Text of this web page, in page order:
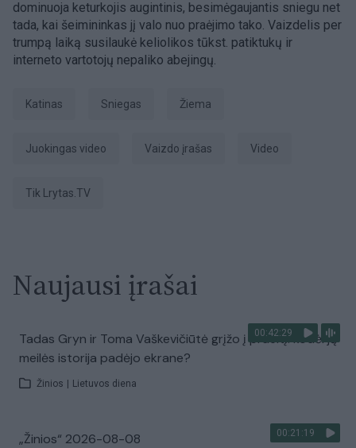
dominuoja keturkojis augintinis, besimėgaujantis sniegu net
tada, kai šeimininkas jį valo nuo praėjimo tako. Vaizdelis per
trumpą laiką susilaukė keliolikos tūkst. patiktukų ir
interneto vartotojų nepaliko abejingų.
Katinas Sniegas Žiema
juokingas video vaizdo įrašas Video
tik Lrytas.TV
Naujausi įrašai
00:42:29
Tadas Gryn ir Toma Vaškevičiūtė grįžo į praeitį: kodėl jų
meilės istorija padėjo ekrane?
Žinios Lietuvos diena
00:21:19
„Žinios“ 2026-08-08